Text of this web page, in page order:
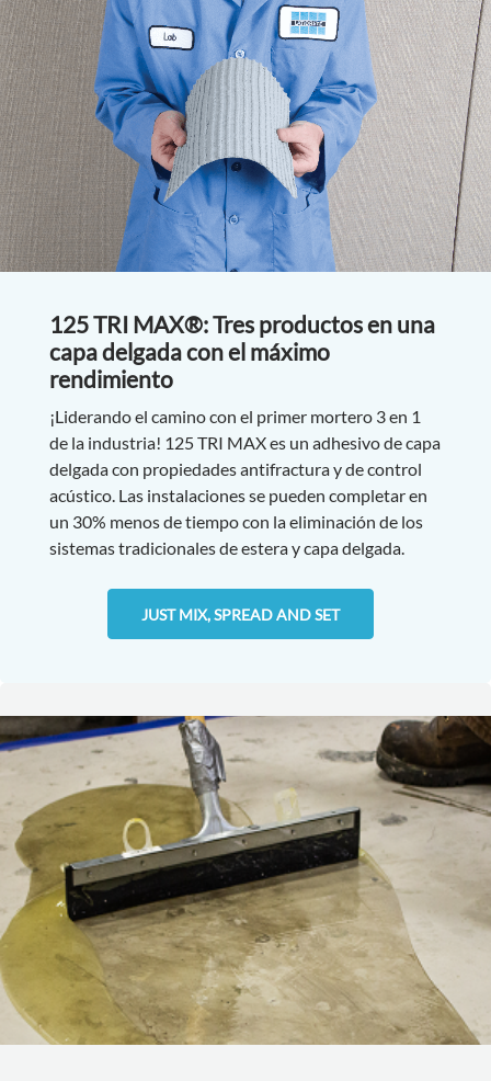
125 TRI MAX®: Tres productos en una
capa delgada con el máximo
rendimiento
¡Liderando el camino con el primer mortero 3 en 1
de la industria! 125 TRI MAX es un adhesivo de capa
delgada con propiedades antifractura y de control
acústico. Las instalaciones se pueden completar en
un 30% menos de tiempo con la eliminación de los
sistemas tradicionales de estera y capa delgada.
JUST MIX, SPREAD AND SET